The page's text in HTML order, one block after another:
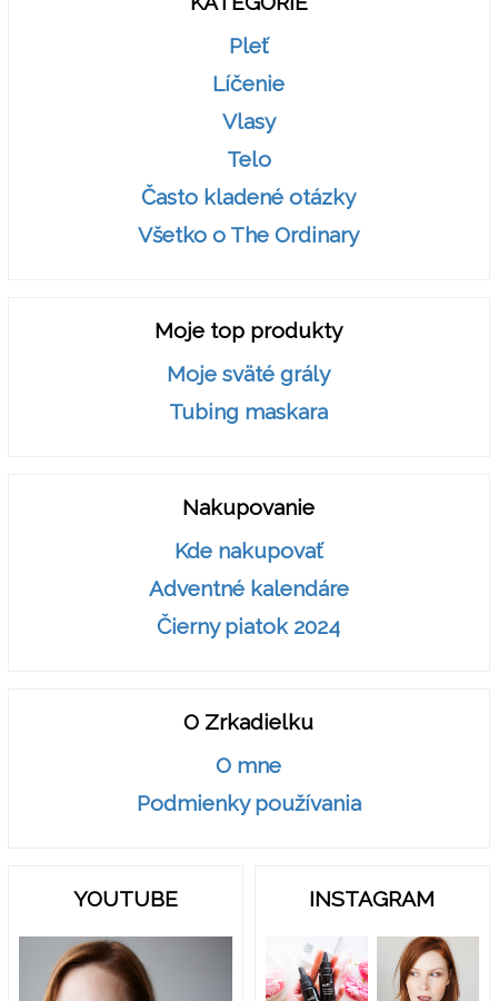
Pleť
Líčenie
Vlasy
Telo
Často kladené otázky
Všetko o The Ordinary
Moje top produkty
Moje sväté grály
Tubing maskara
Nakupovanie
Kde nakupovať
Adventné kalendáre
Čierny piatok 2024
O Zrkadielku
O mne
Podmienky používania
YOUTUBE INSTAGRAM